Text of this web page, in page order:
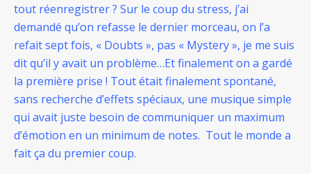
tout réenregistrer ? Sur le coup du stress, j’ai
demandé qu’on refasse le dernier morceau, on l’a
refait sept fois, « Doubts », pas « Mystery », je me suis
dit qu’il y avait un problème…Et finalement on a gardé
la première prise ! Tout était finalement spontané,
sans recherche d’effets spéciaux, une musique simple
qui avait juste besoin de communiquer un maximum
d’émotion en un minimum de notes. Tout le monde a
fait ça du premier coup.